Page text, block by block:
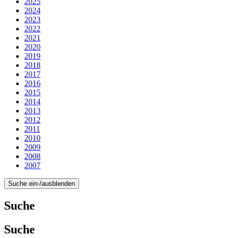
2024
2023
2022
2021
2020
2019
2018
2017
2016
2015
2014
2013
2012
2011
2010
2009
2008
2007
Suche ein-/ausblenden
Suche
Suche